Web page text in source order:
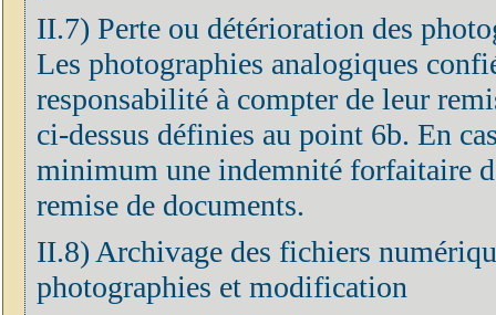
II.7) Perte ou détérioration des
Les photographies analogiques
responsabilité à compter de leur
ci-dessus définies au point 6b. En
minimum une indemnité forfaitaire
remise de documents.
II.8) Archivage des fichiers
photographies et modification